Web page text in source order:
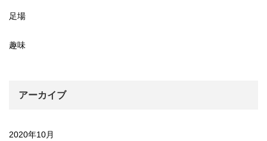
足場
趣味
アーカイブ
2020年10月